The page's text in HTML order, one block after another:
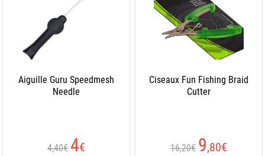
Aiguille Guru Speedmesh
Needle
4,40€ 4€
Ciseaux Fun Fishing Braid
Cutter
16,20€ 9,80€